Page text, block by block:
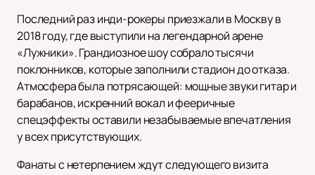
Последний раз инди-рокеры приезжали в Москву в
2018 году, где выступили на легендарной арене
«Лужники». Грандиозное шоу собрало тысячи
поклонников, которые заполнили стадион до отказа.
Атмосфера была потрясающей: мощные звуки гитар и
барабанов, искренний вокал и фееричные
спецэффекты оставили незабываемые впечатления
у всех присутствующих.
Фанаты с нетерпением ждут следующего визита